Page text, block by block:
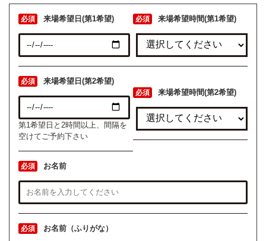
必須 来場希望日(第1希望) 必須 来場希望時間(第1希望)
必須 来場希望日(第2希望)
第1希望日と2時間以上、間隔を
空けてご予約下さい
必須 来場希望時間(第2希望)
必須 お名前
必須 お名前（ふりがな）